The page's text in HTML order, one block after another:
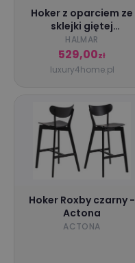
Hoker z oparciem ze
sklejki giętej
czarny/orzech H123
HALMAR
529,00zł
luxury4home.pl
Hoker Roxby czarny -
Actona
ACTONA